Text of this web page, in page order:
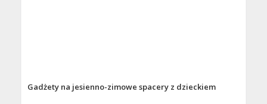
Gadżety na jesienno-zimowe spacery z dzieckiem